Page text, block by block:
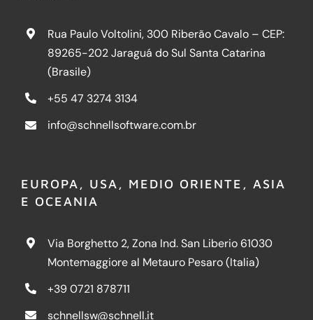
Rua Paulo Voltolini, 300 Riberão Cavalo – CEP:
89265-202 Jaraguá do Sul Santa Catarina
(Brasile)
+55 47 3274 3134
info@schnellsoftware.com.br
EUROPA, USA, MEDIO ORIENTE, ASIA
E OCEANIA
Via Borghetto 2, Zona Ind. San Liberio 61030
Montemaggiore al Metauro Pesaro (Italia)
+39 0721 878711
schnellsw@schnell.it